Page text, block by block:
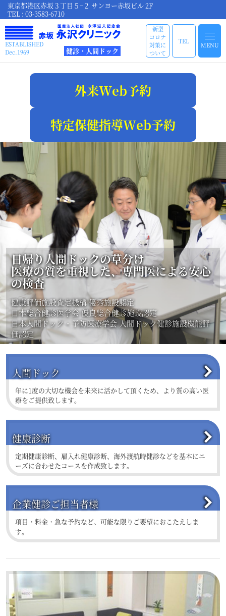
東京都港区赤坂３丁目５−２ サンヨー赤坂ビル 2F
TEL : 03-3583-6710
ESTABLISHED
Dec.1969
健診・人間ドック
新型
コロナ
対策に
ついて
TEL MENU
外来Web予約
特定保健指導Web予約
日帰り人間ドックの草分け
医療の質を重視した、専門医による安心
の検査
健康評価施設査定機構 優秀施設認定
日本総合健診医学会 優良総合健診施設認定
日本人間ドック・予防医療学会 人間ドック健診施設機能評
価認定
人間ドック
年に1度の大切な機会を未来に活かして頂くため、より質の高い医
療をご提供致します。
健康診断
定期健康診断、雇入れ健康診断、海外渡航時健診などを基本にニ
ーズに合わせたコースを作成致します。
企業健診ご担当者様
項目・料金・急な予約など、可能な限りご要望におこたえしま
す。